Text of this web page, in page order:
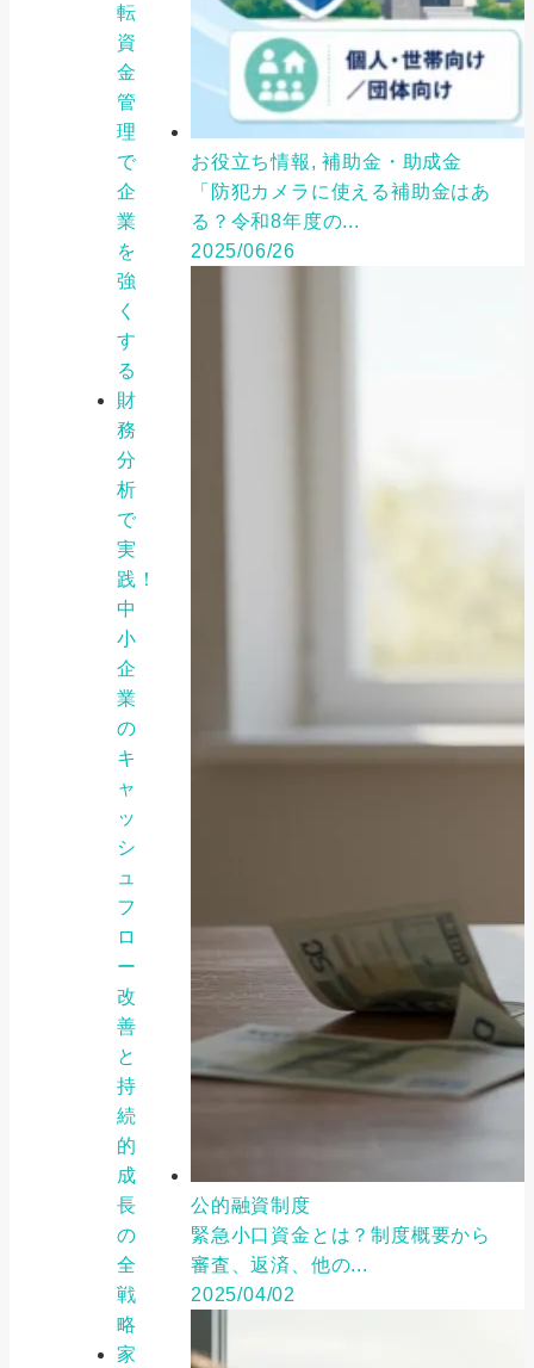
転
資
金
管
理
で
企
業
を
強
く
す
る
財
務
分
析
で
実
践！
中
小
企
業
の
キ
ャ
ッ
シ
ュ
フ
ロ
ー
改
善
と
持
続
的
成
長
の
全
戦
略
家
お役立ち情報, 補助金・助成金
「防犯カメラに使える補助金はあ
る？令和8年度の...
2025/06/26
公的融資制度
緊急小口資金とは？制度概要から
審査、返済、他の...
2025/04/02